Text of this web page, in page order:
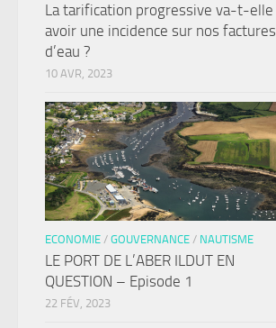
La tarification progressive va-t-elle
avoir une incidence sur nos factures
d’eau ?
10 AVR, 2023
ECONOMIE / GOUVERNANCE / NAUTISME
LE PORT DE L’ABER ILDUT EN
QUESTION – Episode 1
22 FÉV, 2023